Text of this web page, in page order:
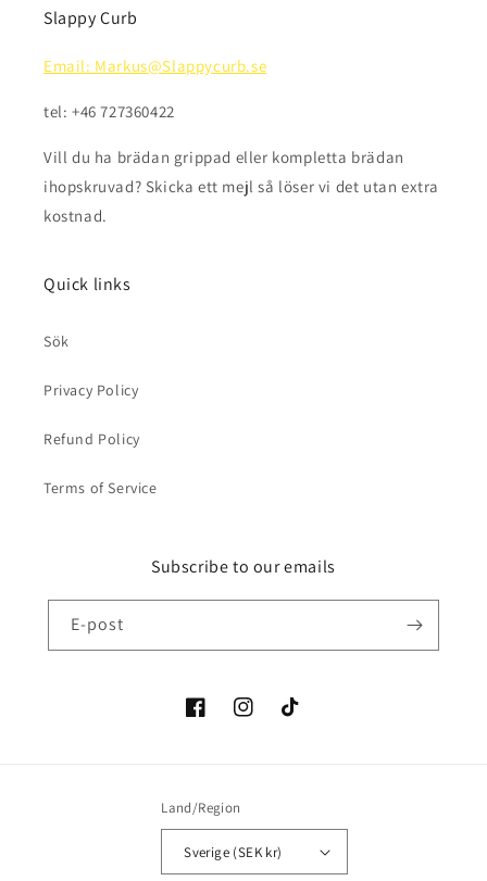
Slappy Curb
Email: Markus@Slappycurb.se
tel: +46 727360422
Vill du ha brädan grippad eller kompletta brädan
ihopskruvad? Skicka ett mejl så löser vi det utan extra
kostnad.
Quick links
Sök
Privacy Policy
Refund Policy
Terms of Service
Subscribe to our emails
E-post
FacebookInstagramTikTok
Land/Region
Sverige (SEK kr)